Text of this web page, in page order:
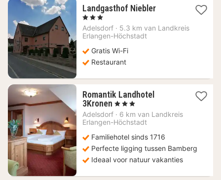
Landgasthof Niebler1
vanaf
, 3 Sterren
Adelsdorf · 5.3 km van Landkreis
Erlangen-Höchstadt
Gratis Wi-Fi
Restaurant
Romantik Landhotel
3Kronen 1
nacht
vanaf
€
, 3 Sterren
Adelsdorf · 6 km van Landkreis
Erlangen-Höchstadt
Familiehotel sinds 1716
Perfecte ligging tussen Bamberg
Ideaal voor natuur vakanties